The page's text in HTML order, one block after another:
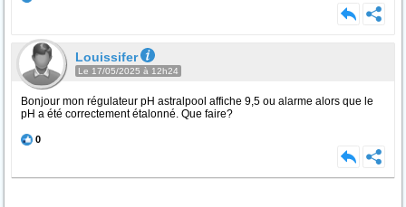
Louissifer
Le 17/05/2025 à 12h24
Bonjour mon régulateur pH astralpool affiche 9,5 ou alarme alors que le
pH a été correctement étalonné. Que faire?
0